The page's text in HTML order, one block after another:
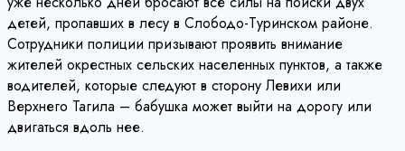
детей, пропавших в лесу в Слободо-Туринском районе.
Сотрудники полиции призывают проявить внимание
жителей окрестных сельских населенных пунктов, а также
водителей, которые следуют в сторону Левихи или
Верхнего Тагила – бабушка может выйти на дорогу или
двигаться вдоль нее.